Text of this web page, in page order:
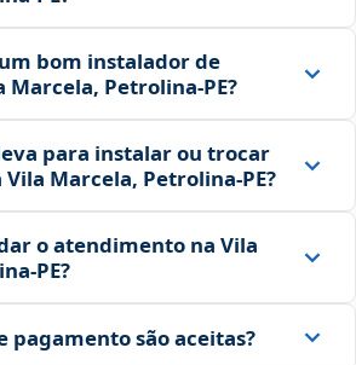
bom instalador de
Petrolina‑PE?
para instalar ou trocar
Marcela, Petrolina‑PE?
o atendimento na Vila
pagamento são aceitas?